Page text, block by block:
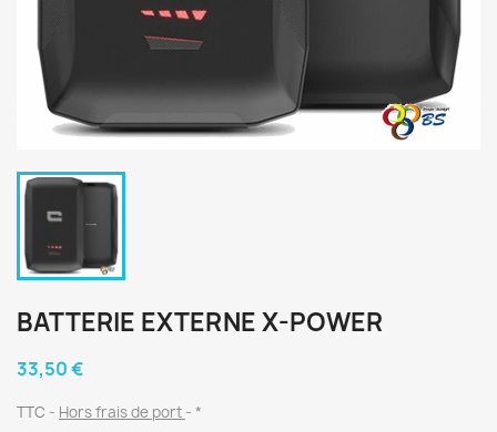
BATTERIE EXTERNE X-POWER
33,50 €
TTC Hors frais de port *